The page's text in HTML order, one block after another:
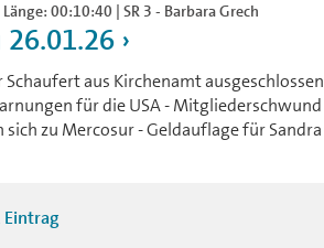
00:10:40 | SR 3 - Barbara Grech
26.01.26
aus Kirchenamt
für die USA - Mitgliederschwund
sich zu Mercosur - Geldauflage für
Eintrag